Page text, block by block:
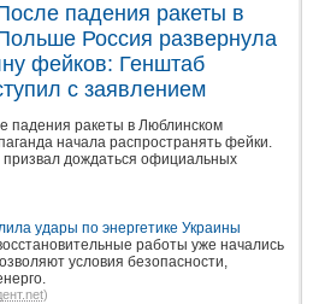
падения ракеты в
Россия развернула
фейков: Генштаб
с заявлением
падения ракеты в Люблинском
начала распространять фейки.
дождаться официальных
удары по энергетике Украины
работы уже начались
условия безопасности,
)